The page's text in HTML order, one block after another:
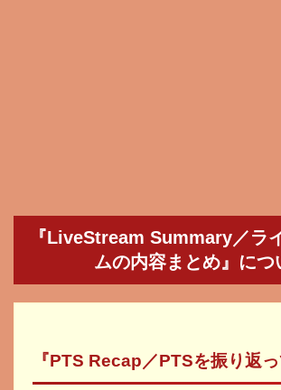
『LiveStream Summary／ラ
ムの内容まとめ』につ
『PTS Recap／PTSを振り返っ